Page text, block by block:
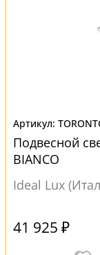
Подвесной
BIANCO
Ideal Lux
41 925 ₽